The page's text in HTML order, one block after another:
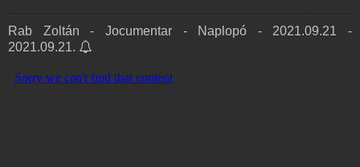
Rab Zoltán - Jocumentar - Naplopó - 2021.09.21 -
2021.09.21.